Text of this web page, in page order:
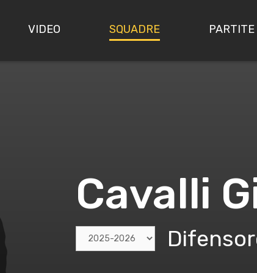
VIDEO SQUADRE PARTITE
Cavalli